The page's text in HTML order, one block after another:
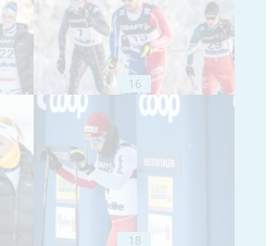
16
18